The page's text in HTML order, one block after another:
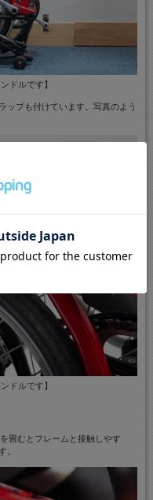
ドルです】
ップも付けています。写真のよう
ドルです】
畳むとフレームと接触しやす
。